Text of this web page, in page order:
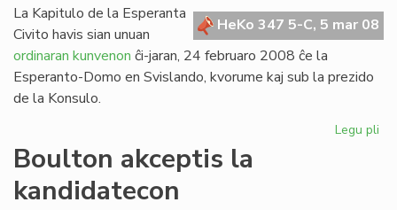
HeKo 347 5-C, 5 mar 08
La Kapitulo de la Esperanta
Civito havis sian unuan
ordinaran kunvenon ĉi-jaran, 24 februaro 2008 ĉe la
Esperanto-Domo en Svislando, kvorume kaj sub la prezido
de la Konsulo.
Legu pli
Boulton akceptis la
kandidatecon